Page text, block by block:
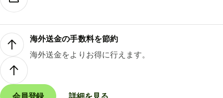
海外送金の手数料を節約
海外送金をよりお得に行えます。